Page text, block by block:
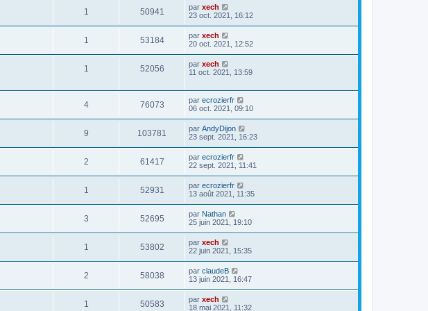
1 50941 par xech
23 oct. 2021, 16:12
1 53184 par xech
20 oct. 2021, 12:52
1 52056 par xech
11 oct. 2021, 13:59
4 76073 par ecrozierfr
06 oct. 2021, 09:10
9 103781 par AndyDijon
23 sept. 2021, 16:23
2 61417 par ecrozierfr
22 sept. 2021, 11:41
1 52931 par ecrozierfr
13 août 2021, 11:35
3 52695 par Nathan
25 juin 2021, 19:10
1 53802 par xech
22 juin 2021, 15:35
2 58038 par claudeB
13 juin 2021, 16:47
1 50583 par xech
18 mai 2021, 11:32